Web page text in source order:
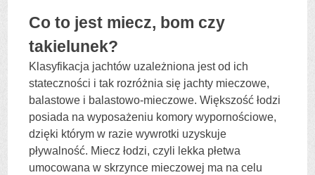
Co to jest miecz, bom czy
takielunek?
Klasyfikacja jachtów uzależniona jest od ich
stateczności i tak rozróżnia się jachty mieczowe,
balastowe i balastowo-mieczowe. Większość łodzi
posiada na wyposażeniu komory wypornościowe,
dzięki którym w razie wywrotki uzyskuje
pływalność. Miecz łodzi, czyli lekka płetwa
umocowana w skrzynce mieczowej ma na celu